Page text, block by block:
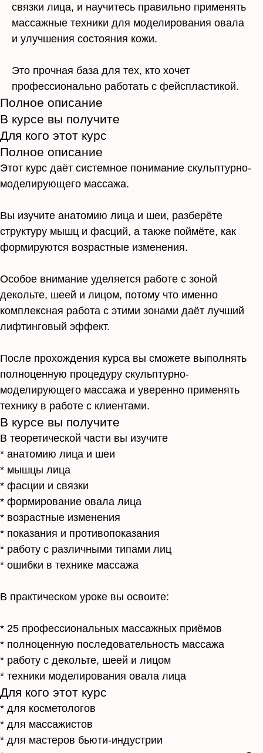
связки лица, и научитесь правильно применять
массажные техники для моделирования овала
и улучшения состояния кожи.
Это прочная база для тех, кто хочет
профессионально работать с фейспластикой.
Полное описание
В курсе вы получите
Для кого этот курс
Полное описание
Этот курс даёт системное понимание скульптурно-
моделирующего массажа.
Вы изучите анатомию лица и шеи, разберёте
структуру мышц и фасций, а также поймёте, как
формируются возрастные изменения.
Особое внимание уделяется работе с зоной
декольте, шеей и лицом, потому что именно
комплексная работа с этими зонами даёт лучший
лифтинговый эффект.
После прохождения курса вы сможете выполнять
полноценную процедуру скульптурно-
моделирующего массажа и уверенно применять
технику в работе с клиентами.
В курсе вы получите
В теоретической части вы изучите
* анатомию лица и шеи
* мышцы лица
* фасции и связки
* формирование овала лица
* возрастные изменения
* показания и противопоказания
* работу с различными типами лиц
* ошибки в технике массажа
В практическом уроке вы освоите:
* 25 профессиональных массажных приёмов
* полноценную последовательность массажа
* работу с декольте, шеей и лицом
* техники моделирования овала лица
Для кого этот курс
* для косметологов
* для массажистов
* для мастеров бьюти-индустрии
Пишите и задавайте вопросы по
поводу курсов и их приобретения. Я
постараюсь рассказать всю
информацию, которую вы не смогли
найти на сайте.
893
Вы можете оставить отзывы на
ниже:
Запись на
Контакты
ОСТАВИТЬ ОТЗЫВ